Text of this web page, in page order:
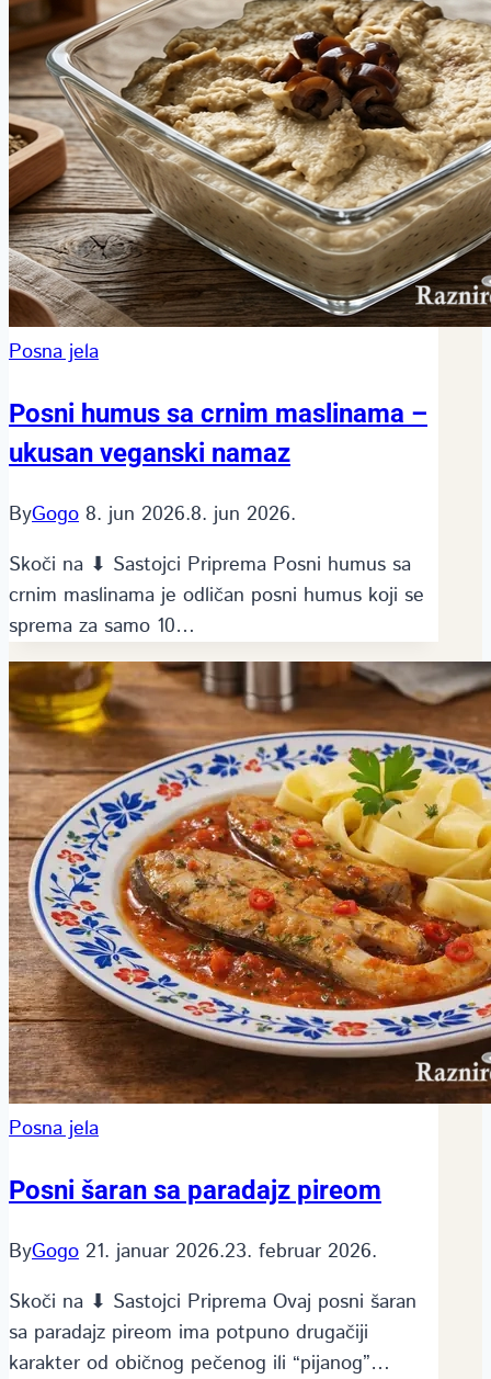
Posna jela
Posni humus sa crnim maslinama –
ukusan veganski namaz
ByGogo 8. jun 2026.8. jun 2026.
Skoči na ⬇ Sastojci Priprema Posni humus sa
crnim maslinama je odličan posni humus koji se
sprema za samo 10…
Posna jela
Posni šaran sa paradajz pireom
ByGogo 21. januar 2026.23. februar 2026.
Skoči na ⬇ Sastojci Priprema Ovaj posni šaran
sa paradajz pireom ima potpuno drugačiji
karakter od običnog pečenog ili “pijanog”…